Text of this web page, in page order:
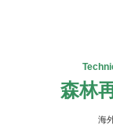
森林
海